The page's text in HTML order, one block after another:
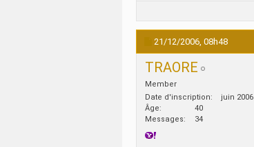
21/12/2006, 08h48
TRAORE
Member
Date d'inscription
juin 2006
Âge
40
Messages
34